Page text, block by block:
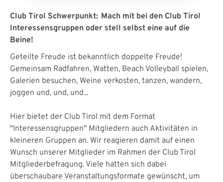
Club Tirol Schwerpunkt: Mach mit bei den Club Tirol
Interessensgruppen oder stell selbst eine auf die
Beine!
Geteilte Freude ist bekanntlich doppelte Freude!
Gemeinsam Radfahren, Watten, Beach Volleyball spielen,
Galerien besuchen, Weine verkosten, tanzen, wandern,
joggen und, und, und...
Hier bietet der Club Tirol mit dem Format
"Interessensgruppen" Mitgliedern auch Aktivitäten in
kleineren Gruppen an. Wir reagieren damit auf einen
Wunsch unserer Mitglieder im Rahmen der Club Tirol
Mitgliederbefragung. Viele hatten sich dabei
überschaubare Veranstaltungsformate gewünscht, um